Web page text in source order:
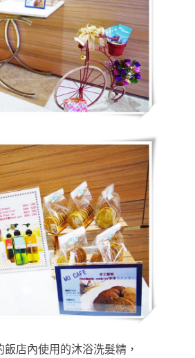
店內使用的沐浴洗髮精，